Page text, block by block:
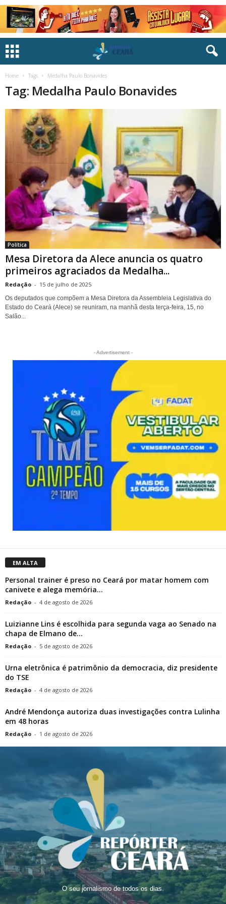
Home Tags Medalha Paulo Bonavides
Tag: Medalha Paulo Bonavides
Política
Mesa Diretora da Alece anuncia os quatro
primeiros agraciados da Medalha...
Redação - 15 de julho de 2025
Os deputados que compõem a Mesa Diretora da Assembleia Legislativa do
Estado do Ceará (Alece) se reuniram, na manhã desta terça-feira, 15, no
Salão...
- Advertisement -
EM ALTA
Personal trainer é preso no Ceará por matar homem com
canivete e alega memória...
Redação - 4 de agosto de 2026
Luizianne Lins é escolhida para segunda vaga ao Senado na
chapa de Elmano de...
Redação - 5 de agosto de 2026
Urna eletrônica é patrimônio da democracia, diz presidente
do TSE
Redação - 4 de agosto de 2026
André Mendonça autoriza duas investigações contra Lulinha
em 48 horas
Redação - 1 de agosto de 2026
O seu jornalismo de todos os dias.